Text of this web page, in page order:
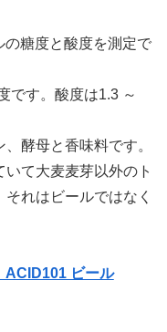
の糖度と酸度を測定で
です。酸度は1.3 ～
酵母と香味料です。
て大麦麦芽以外のト
れはビールではなく
ACID101 ビール